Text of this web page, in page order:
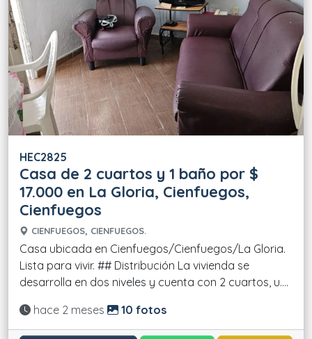
HEC2825
Casa de 2 cuartos y 1 baño por $
17.000 en La Gloria, Cienfuegos,
Cienfuegos
CIENFUEGOS, CIENFUEGOS.
Casa ubicada en Cienfuegos/Cienfuegos/La Gloria.
Lista para vivir. ## Distribución La vivienda se
desarrolla en dos niveles y cuenta con 2 cuartos, u....
Actualizado:
hace 2 meses 10 fotos